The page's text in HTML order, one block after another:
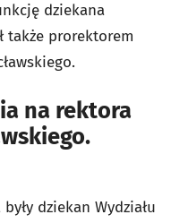
dziekana
także prorektorem
na rektora
dziekan Wydziału